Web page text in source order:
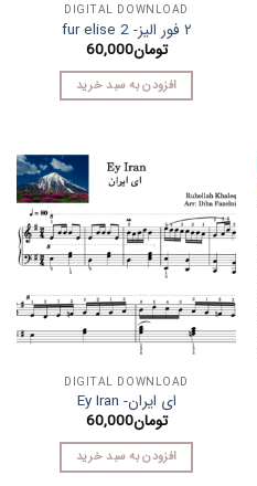
DIGITAL DOWNLOAD
۲ فور الیز- fur elise 2
تومان60,000
افزودن به سبد خرید
DIGITAL DOWNLOAD
ای ایران- Ey Iran
تومان60,000
افزودن به سبد خرید